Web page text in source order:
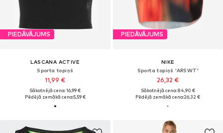
PIEDĀVĀJUMS
LASCANA ACTIVE
Sporta topiņš
11,99 €
Sākotnējā cena: 16,99 €
Pēdējā zemākā cena:5,59 €
PIEDĀVĀJUMS
NIKE
Sporta topiņš 'ARSWT'
26,32 €
Sākotnējā cena: 84,90 €
Pēdējā zemākā cena:26,32 €